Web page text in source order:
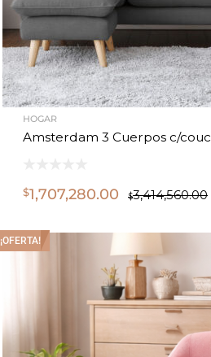
HOGAR
Amsterdam 3 Cuerpos c/
$3,414,560.00
$1,707,280.00
¡OFERTA!